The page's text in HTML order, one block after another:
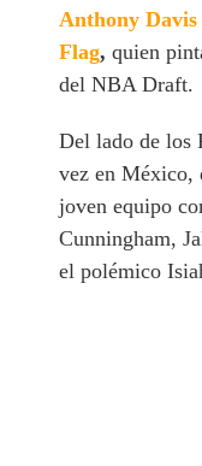
Anthony
Flag, quien
del NBA Draft.
Del lado de los
vez en México,
joven equipo
Cunningham,
el polémico